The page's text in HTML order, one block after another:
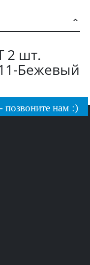
2 шт.
Бежевый
позвоните нам :)